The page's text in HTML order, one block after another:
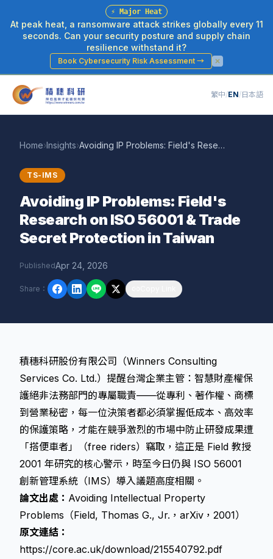
⚡ Major Heat
At peak heat, a ransomware attack strikes globally every 11
seconds. Can your security posture and supply chain
resilience withstand it?
Book Cybersecurity Risk Assessment →
繁中/EN/日本語
Home›Insights› Avoiding IP Problems: Field's Research on ISO 56001 & Trade Secret Protection in Taiwan
TS-IMS
Avoiding IP Problems: Field's
Research on ISO 56001 & Trade
Secret Protection in Taiwan
PublishedApr 24, 2026
Share ：
積穗科研股份有限公司（Winners Consulting
Services Co. Ltd.）提醒台灣企業主管：智慧財產權保
護絕非法務部門的專屬職責——從專利、著作權、商標
到營業秘密，每一位決策者都必須掌握低成本、高效率
的保護策略，才能在競爭激烈的市場中防止研發成果遭
「搭便車者」（free riders）竊取，這正是 Field 教授
2001 年研究的核心警示，時至今日仍與 ISO 56001
創新管理系統（IMS）導入議題高度相關。
論文出處： Avoiding Intellectual Property
Problems（Field, Thomas G., Jr.，arXiv，2001）
原文連結：
https://core.ac.uk/download/215540792.pdf